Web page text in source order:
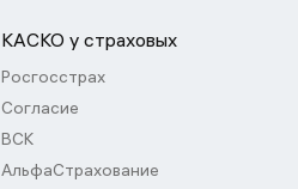
КАСКО у страховых
Росгосстрах
Согласие
ВСК
АльфаСтрахование